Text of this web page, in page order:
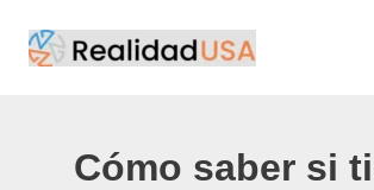
contenido
Cómo saber si